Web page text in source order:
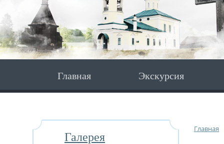
Главная Экскурсия
Галерея
Главная